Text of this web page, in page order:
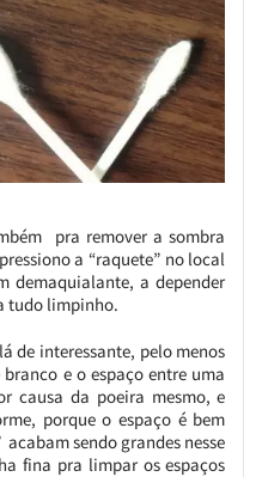
pra remover a sombra
a “raquete” no local
demaquialante, a depender
tudo limpinho.
de interessante, pelo menos
e o espaço entre uma
causa da poeira mesmo, e
porque o espaço é bem
sendo grandes nesse
fina pra limpar os espaços